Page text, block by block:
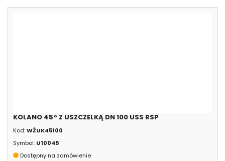
KOLANO 45° Z USZCZELKĄ DN 100 USS RSP
Kod:WŻUK45100
Symbol: U10045
Dostępny na zamówienie